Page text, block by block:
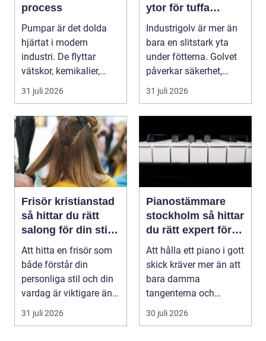
process
Pumpar är det dolda
hjärtat i modern
industri. De flyttar
vätskor, kemikalier,
oljor,...
31 juli 2026
ytor för tuffa
miljöer
Industrigolv är mer än
bara en slitstark yta
under fötterna. Golvet
påverkar säkerhet,
arbetsmiljö, ...
31 juli 2026
Frisör kristianstad
så hittar du rätt
salong för din stil
och vardag
Att hitta en frisör som
både förstår din
personliga stil och din
vardag är viktigare än
många tror. ...
31 juli 2026
Pianostämmare
stockholm så hittar
du rätt expert för
ditt piano
Att hålla ett piano i gott
skick kräver mer än att
bara damma
tangenterna och
stänga locket försikti...
30 juli 2026